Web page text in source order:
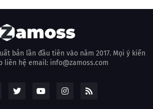
bản lần đầu tiên vào năm 2017. Mọi ý kiến
liên hệ email: info@zamoss.com